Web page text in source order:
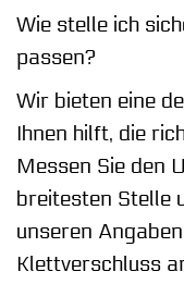
Wie stelle ich
passen?
Wir bieten eine
Ihnen hilft, die
Messen Sie den
breitesten Stelle
unseren
Klettverschluss